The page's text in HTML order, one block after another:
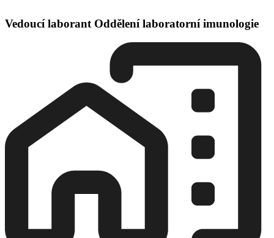
Vedoucí laborant Oddělení laboratorní imunologie